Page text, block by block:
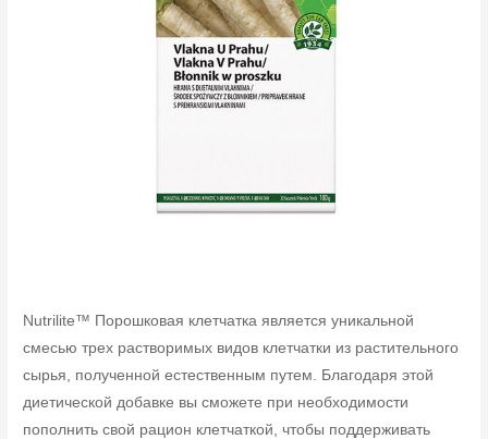
Nutrilite™ Порошковая клетчатка является уникальной
смесью трех растворимых видов клетчатки из растительного
сырья, полученной естественным путем. Благодаря этой
диетической добавке вы сможете при необходимости
пополнить свой рацион клетчаткой, чтобы поддерживать